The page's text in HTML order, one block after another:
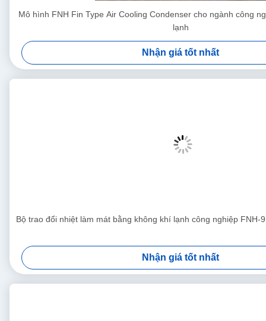
Mô hình FNH Fin Type Air Cooling Condenser cho ngành công
lạnh
Nhận giá tốt nhất
Bộ trao đổi nhiệt làm mát bằng không khí lạnh công nghiệp FNH-
Nhận giá tốt nhất